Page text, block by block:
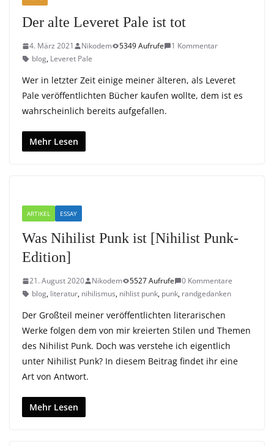
Der alte Leveret Pale ist tot
4. März 2021 Nikodem 5349 Aufrufe
1 Kommentar
blog, Leveret Pale
Wer in letzter Zeit einige meiner älteren, als Leveret
Pale veröffentlichten Bücher kaufen wollte, dem ist es
wahrscheinlich bereits aufgefallen.
Mehr Lesen
ARTIKEL ESSAY
Was Nihilist Punk ist [Nihilist Punk-
Edition]
21. August 2020 Nikodem 5527 Aufrufe
0 Kommentare
blog, literatur, nihilismus, nihlist punk, punk, randgedanken
Der Großteil meiner veröffentlichten literarischen
Werke folgen dem von mir kreierten Stilen und Themen
des Nihilist Punk. Doch was verstehe ich eigentlich
unter Nihilist Punk? In diesem Beitrag findet ihr eine
Art von Antwort.
Mehr Lesen